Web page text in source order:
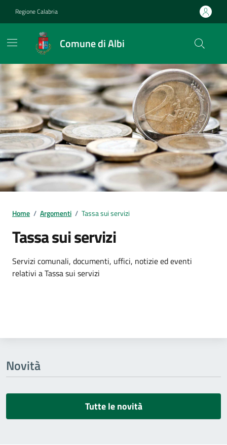
Regione Calabria
Comune di Albi
Home / Argomenti / Tassa sui servizi
Tassa sui servizi
Dettagli dell'argomento
Servizi comunali, documenti, uffici, notizie ed eventi
relativi a Tassa sui servizi
Novità
Tutte le novità